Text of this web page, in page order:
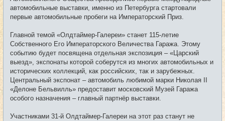
автомобильные выставки, именно из Петербурга стартовали
первые автомобильные пробеги на Императорский Приз.
Главной темой «Олдтаймер-Галереи» станет 115-летие
Собственного Его Императорского Величества Гаража. Этому
событию будет посвящена отдельная экспозиция – «Царский
выезд», экспонаты которой соберутся из многих автомобильных и
исторических коллекций, как российских, так и зарубежных.
Центральный экспонат – автомобиль любимой марки Николая II
«Делоне Бельвилль» предоставит московский Музей Гаража
особого назначения – главный партнёр выставки.
Участниками 31-й Олдтаймер-Галереи на этот раз станут не